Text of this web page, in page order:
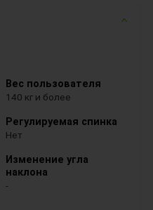
Вес пользователя
140 кг и более
Регулируемая спинка
Нет
Изменение угла
наклона
-